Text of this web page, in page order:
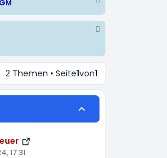
2 Themen • Seite1von1
17:31